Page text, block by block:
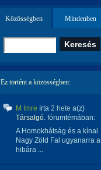
Közösségben Mindenben
Ez történt a közösségben:
M Imre írta 2 hete a(z)
Társalgó. fórumtémában:
A Homokhátság és a kínai
Nagy Zöld Fal ugyanarra a
hibára ...